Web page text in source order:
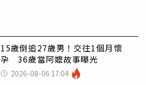
15歲倒追27歲男！交往1個月懷
孕 36歲當阿嬤故事曝光
2026-08-06 17:04